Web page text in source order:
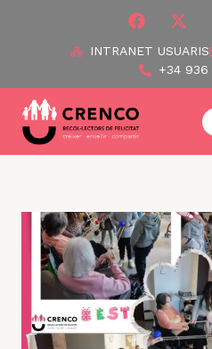
INTRANET USUARIS
+34 936